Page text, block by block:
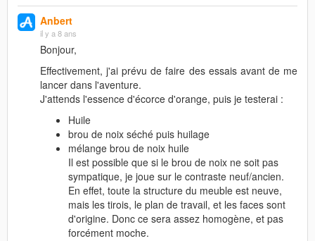
Anbert
il y a 8 ans
Bonjour,
Effectivement, j'ai prévu de faire des essais avant de me
lancer dans l'aventure.
J'attends l'essence d'écorce d'orange, puis je testerai :
Huile
brou de noix séché puis huilage
mélange brou de noix huile
Il est possible que si le brou de noix ne soit pas
sympatique, je joue sur le contraste neuf/ancien.
En effet, toute la structure du meuble est neuve,
mais les tirois, le plan de travail, et les faces sont
d'origine. Donc ce sera assez homogène, et pas
forcément moche.